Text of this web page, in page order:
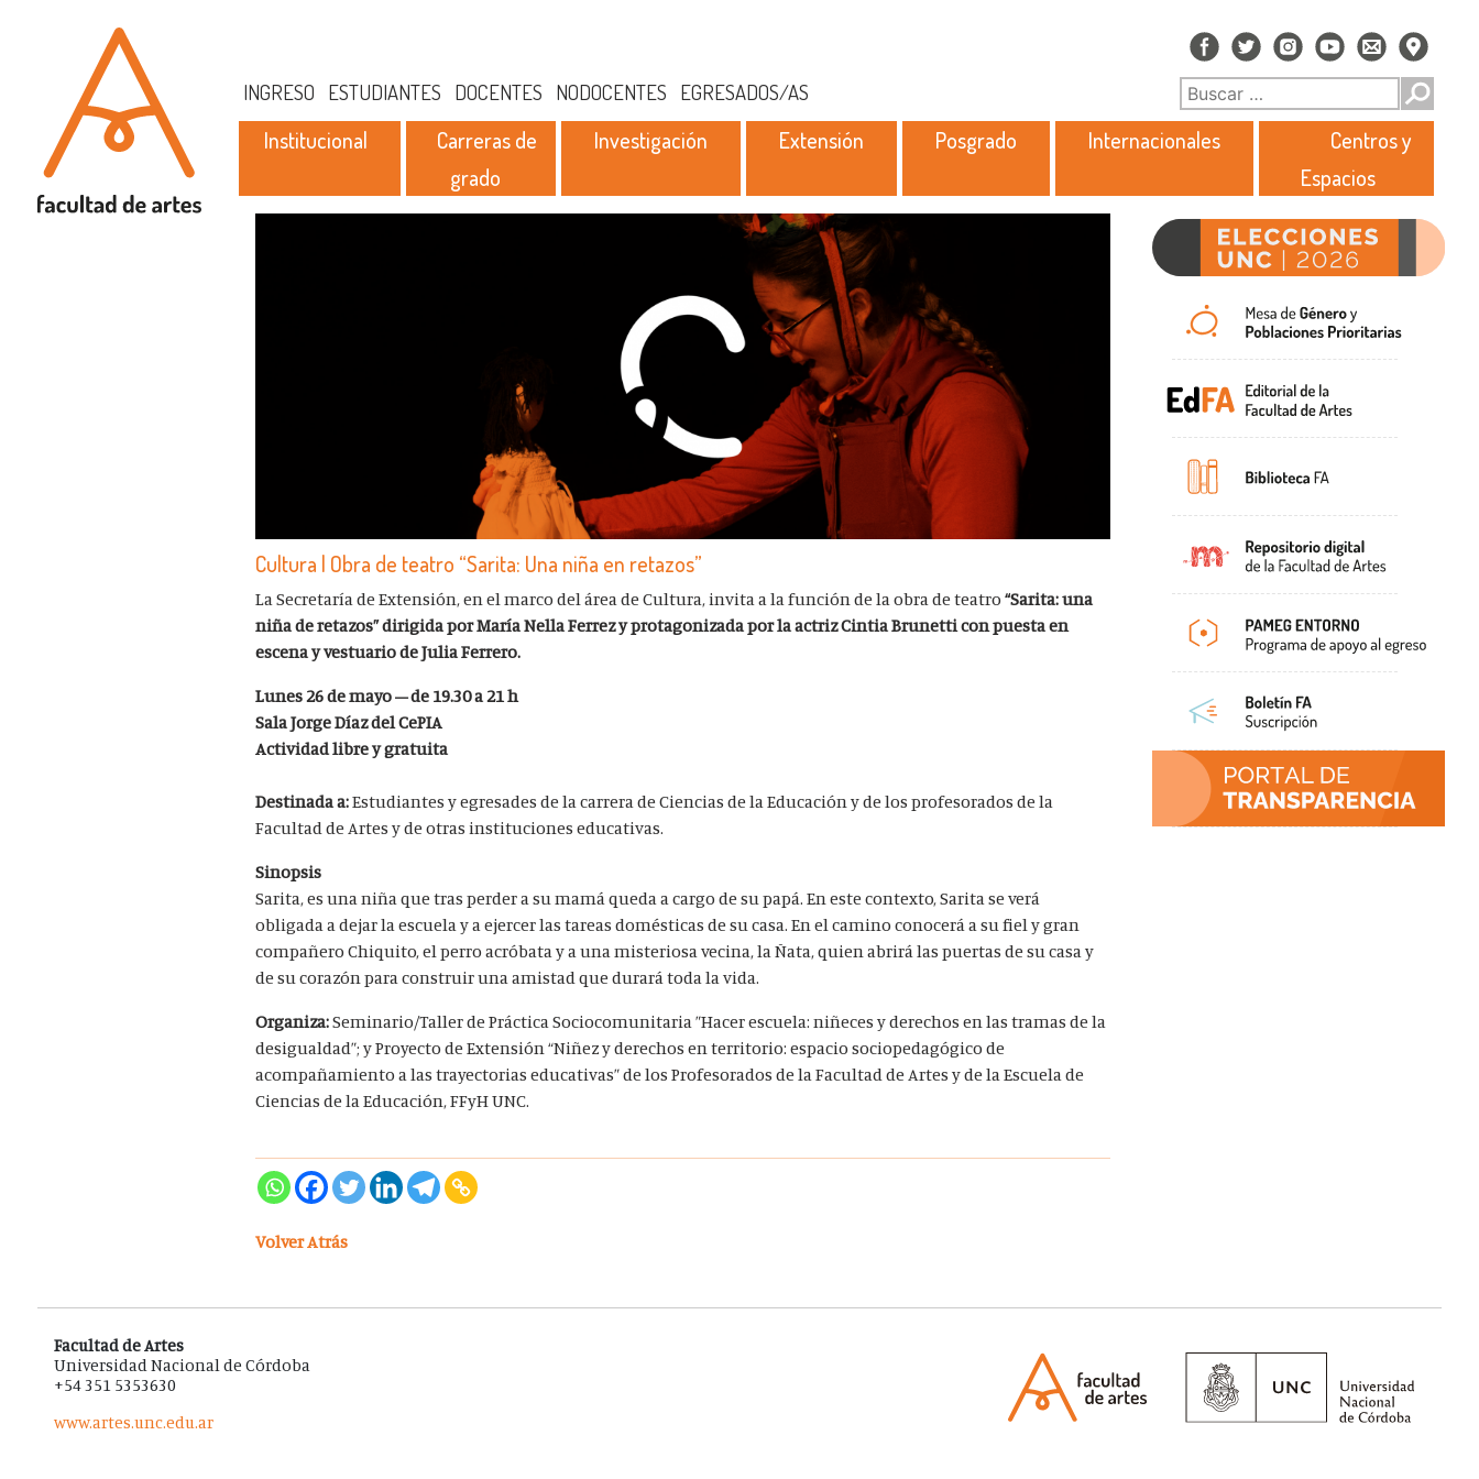
INGRESO ESTUDIANTES DOCENTES NODOCENTES EGRESADOS/AS
Institucional
Carreras de
grado
Investigación Extensión Posgrado Internacionales
Centros y
Espacios
Cultura | Obra de teatro “Sarita: Una niña en retazos”
La Secretaría de Extensión, en el marco del área de Cultura, invita a la función de la obra de teatro “Sarita: una
niña de retazos” dirigida por María Nella Ferrez y protagonizada por la actriz Cintia Brunetticon puesta en
escena y vestuario de Julia Ferrero.
Lunes 26 de mayo – de 19.30 a 21 h
Sala Jorge Díaz del CePIA
Actividad libre y gratuita
Destinada a:Estudiantes y egresades de la carrera de Ciencias de la Educación y de los profesorados de la
Facultad de Artes y de otras instituciones educativas.
Sinopsis
Sarita, es una niña que tras perder a su mamá queda a cargo de su papá. En este contexto, Sarita se verá
obligada a dejar la escuela y a ejercer las tareas domésticas de su casa. En el camino conocerá a su fiel y gran
compañero Chiquito, el perro acróbata y a una misteriosa vecina, la Ñata, quien abrirá las puertas de su casa y
de su corazón para construir una amistad que durará toda la vida.
Organiza:Seminario/Taller de Práctica Sociocomunitaria ”Hacer escuela: niñeces y derechos en las tramas de la
desigualdad”; y Proyecto de Extensión “Niñez y derechos en territorio: espacio sociopedagógico de
acompañamiento a las trayectorias educativas” de los Profesorados de la Facultad de Artes y de la Escuela de
Ciencias de la Educación, FFyH UNC.
Volver Atrás
Facultad de Artes
Universidad Nacional de Córdoba
+54 351 5353630
www.artes.unc.edu.ar